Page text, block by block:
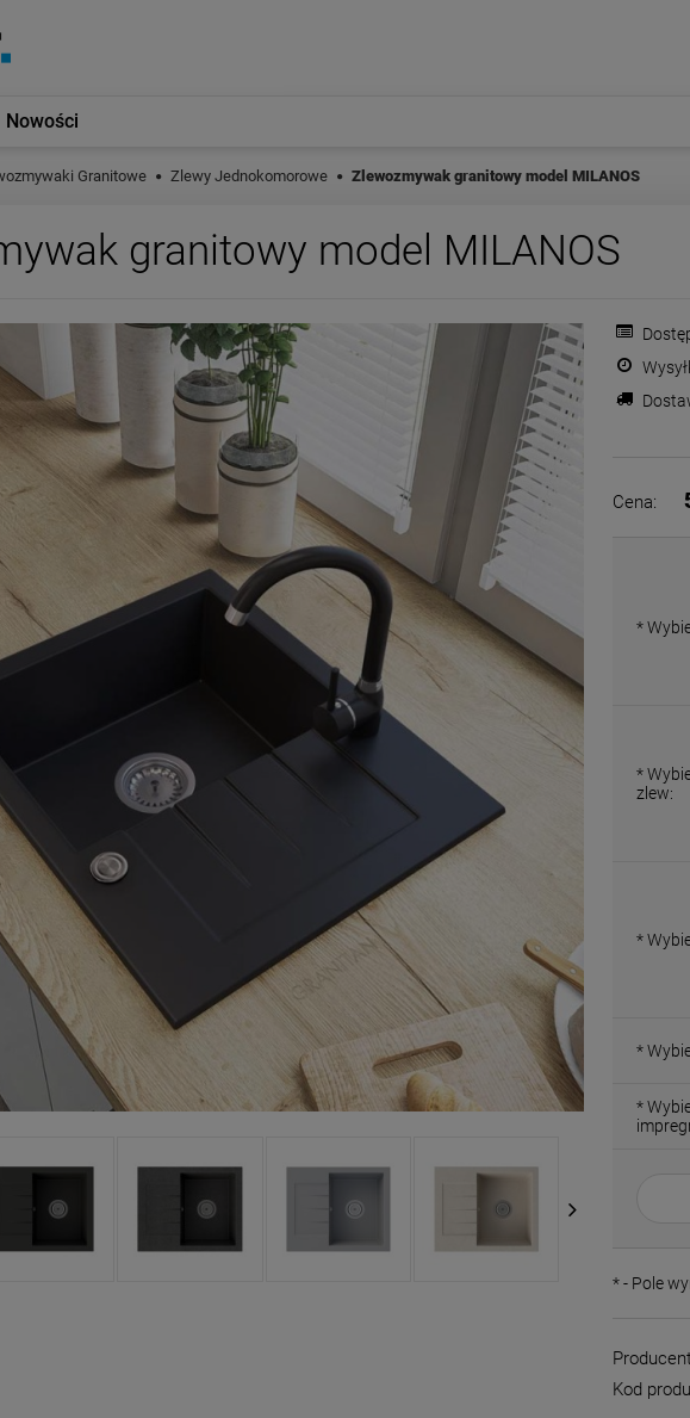
Nowości
Granitowe Zlewy Jednokomorowe Zlewozmywak granitowy model MILANOS
granitowy model MILANOS
Cena nie zawiera
płatności
Cena:
*
*
zlew:
*
*
*
*- Pole
Kod